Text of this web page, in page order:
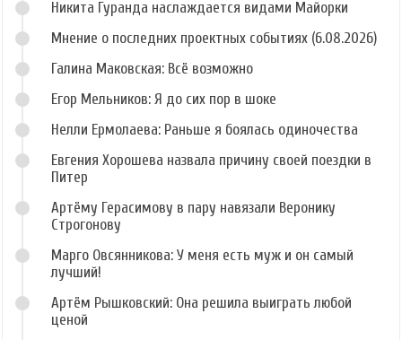
Никита Гуранда наслаждается видами Майорки
Мнение о последних проектных событиях (6.08.2026)
Галина Маковская: Всё возможно
Егор Мельников: Я до сих пор в шоке
Нелли Ермолаева: Раньше я боялась одиночества
Евгения Хорошева назвала причину своей поездки в
Питер
Артёму Герасимову в пару навязали Веронику
Строгонову
Марго Овсянникова: У меня есть муж и он самый
лучший!
Артём Рышковский: Она решила выиграть любой
ценой